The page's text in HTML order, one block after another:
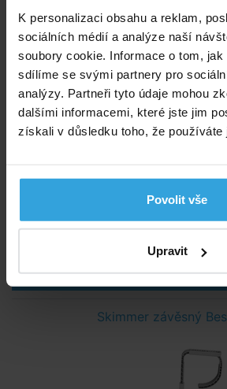
K personalizaci obsahu a reklam,
sociálních médií a analýze naší
soubory cookie. Informace o tom, jak
sdílíme se svými partnery pro
analýzy. Partneři tyto údaje mohou
dalšími informacemi, které jste jim
získali v důsledku toho, že používáte
Povolit vše
Upravit
Podložka pod bazén
Skladem > 10 ks
999,- Kč
do košíku
Skimmer závěsný